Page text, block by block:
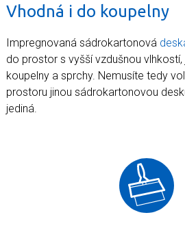
Vhodná i do koupelny
Impregnovaná sádrokartonová
do prostor s vyšší vzdušnou
koupelny a sprchy. Nemusíte tedy
prostoru jinou sádrokartonovou
jediná.